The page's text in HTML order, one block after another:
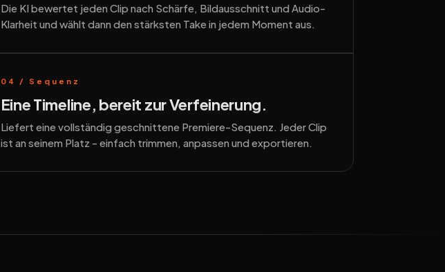
Die KI bewertet jeden Clip nach Schärfe, Bildausschnitt und Audio-
Klarheit und wählt dann den stärksten Take in jedem Moment aus.
04 / Sequenz
Eine Timeline, bereit zur Verfeinerung.
Liefert eine vollständig geschnittene Premiere-Sequenz. Jeder Clip
ist an seinem Platz - einfach trimmen, anpassen und exportieren.